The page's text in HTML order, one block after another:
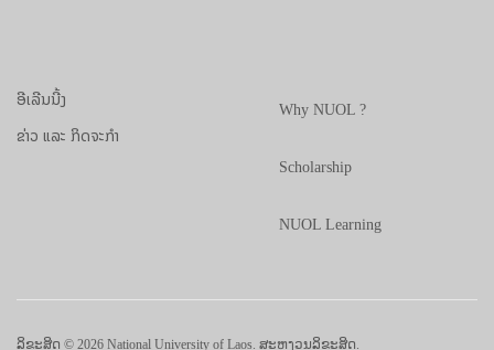
ອີເລີນນີ້ງ
ຂ່າວ ແລະ ກິດຈະກຳ
Why NUOL ?
Scholarship
NUOL Learning
ລິຂະສິດ © 2026 National University of Laos. ສະຫງວນລິຂະສິດ.